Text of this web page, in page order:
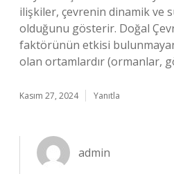
ilişkiler, çevrenin dinamik ve
olduğunu gösterir. Doğal
faktörünün etkisi
olan ortamlardır (ormanlar,
Kasım 27, 2024 Yanıtla
admin